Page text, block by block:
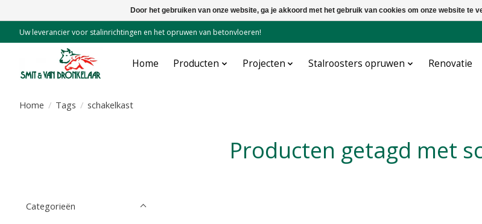
Uw leverancier voor stalinrichtingen en het opruwen van betonvloeren!
Home Producten Projecten Stalroosters opruwen Renovatie
Home / Tags / schakelkast
Producten getagd met
Categorieën
Door het gebruiken van onze website, ga je akkoord met het gebruik van cookies om onze website te